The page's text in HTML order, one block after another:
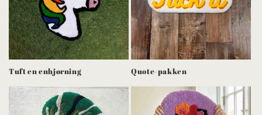
Tuft en enhjørning Quote-pakken